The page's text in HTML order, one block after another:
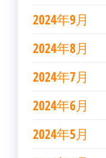
2024年9月
2024年8月
2024年7月
2024年6月
2024年5月